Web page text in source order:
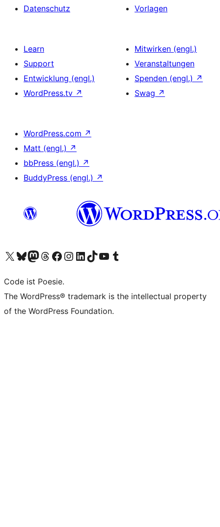
Datenschutz
Vorlagen
Learn
Support
Entwicklung (engl.)
WordPress.tv ↗
Mitwirken (engl.)
Veranstaltungen
Spenden (engl.) ↗
Swag ↗
WordPress.com ↗
Matt (engl.) ↗
bbPress (engl.) ↗
BuddyPress (engl.) ↗
Unser X-Konto (früher Twitter) besuchen
Unser Bluesky-Konto besuchen
Unser Mastodon-Konto besuchen
Unser Threads-Konto besuchen
Unsere Facebook-Seite besuchen
Unser Instagram-Konto besuchen
Unser LinkedIn-Konto besuchen
Unser TikTok-Konto besuchen
Unseren YouTube-Kanal besuchen
Unser Tumblr-Konto besuchen
Code ist Poesie.
The WordPress® trademark is the intellectual property
of the WordPress Foundation.